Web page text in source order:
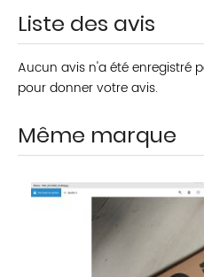
Liste des avis
Aucun avis n'a été enregistré
pour donner votre avis.
Même marque